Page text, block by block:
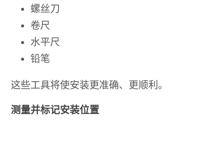
螺丝刀
卷尺
水平尺
铅笔
这些工具将使安装更准确、更顺利。
测量并标记安装位置